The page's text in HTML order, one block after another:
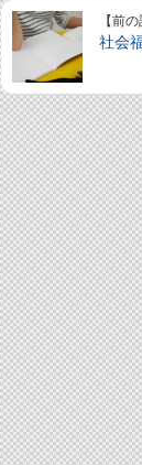
【前の
社会